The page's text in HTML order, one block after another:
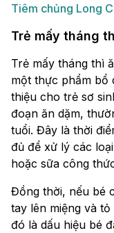
Tiêm chủng Long
Trẻ mấy tháng
Trẻ mấy tháng thì
một thực phẩm bổ
thiệu cho trẻ sơ
đoạn ăn dặm,
tuổi. Đây là thời
đủ để xử lý các
hoặc sữa công
Đồng thời, nếu bé
tay lên miệng và
đó là dấu hiệu bé